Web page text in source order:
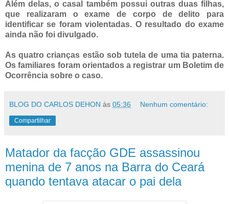
Além delas, o casal também possui outras duas filhas,
que realizaram o exame de corpo de delito para
identificar se foram violentadas. O resultado do exame
ainda não foi divulgado.
As quatro crianças estão sob tutela de uma tia paterna.
Os familiares foram orientados a registrar um Boletim de
Ocorrência sobre o caso.
BLOG DO CARLOS DEHON às 05:36 Nenhum comentário:
Compartilhar
Matador da facção GDE assassinou
menina de 7 anos na Barra do Ceará
quando tentava atacar o pai dela